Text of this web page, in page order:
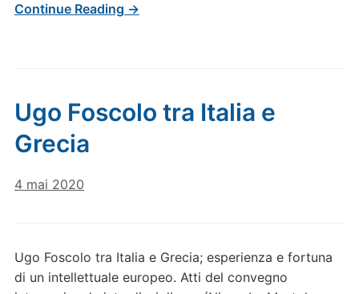
Continue Reading →
Ugo Foscolo tra Italia e
Grecia
4 mai 2020
Ugo Foscolo tra Italia e Grecia; esperienza e fortuna
di un intellettuale europeo. Atti del convegno